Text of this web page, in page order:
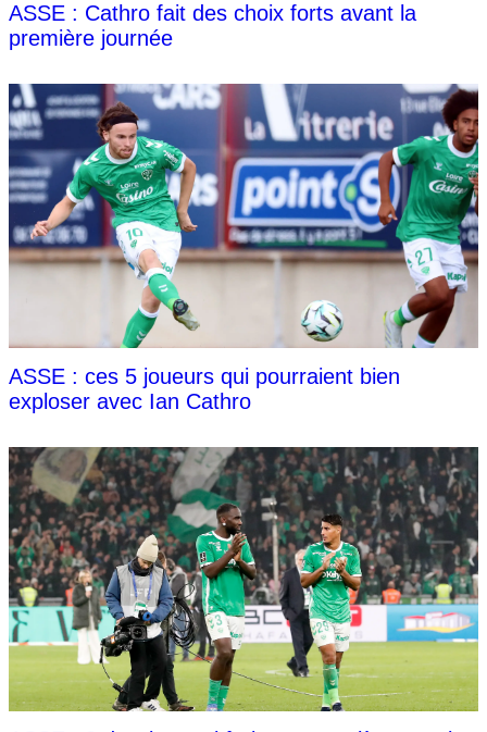
ASSE : Cathro fait des choix forts avant la
première journée
ASSE : ces 5 joueurs qui pourraient bien
exploser avec Ian Cathro